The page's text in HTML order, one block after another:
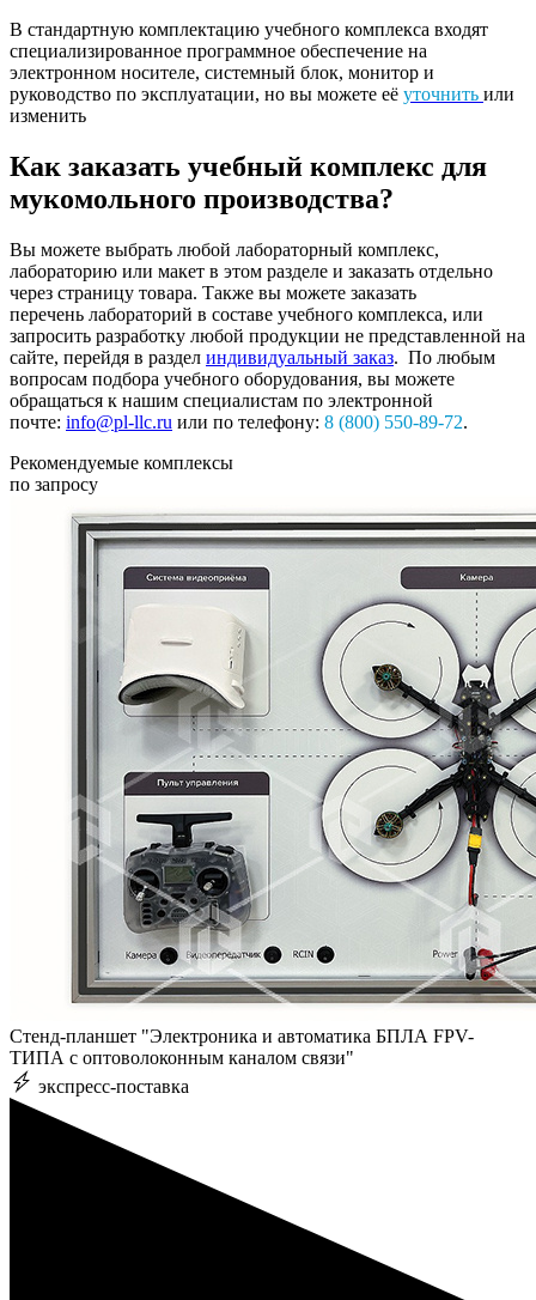
В стандартную комплектацию учебного комплекса входят
специализированное программное обеспечение на
электронном носителе, системный блок, монитор и
руководство по эксплуатации, но вы можете её уточнить или
изменить
Как заказать учебный комплекс для
мукомольного производства?
Вы можете выбрать любой лабораторный комплекс,
лабораторию или макет в этом разделе и заказать отдельно
через страницу товара. Также вы можете заказать
перечень лабораторий в составе учебного комплекса, или
запросить разработку любой продукции не представленной на
сайте, перейдя в раздел индивидуальный заказ. По любым
вопросам подбора учебного оборудования, вы можете
обращаться к нашим специалистам по электронной
почте: info@pl-llc.ru или по телефону: 8 (800) 550-89-72.
Рекомендуемые комплексы
по запросу
Стенд-планшет "Электроника и автоматика БПЛА FPV-
ТИПА с оптоволоконным каналом связи"
экспресс-поставка